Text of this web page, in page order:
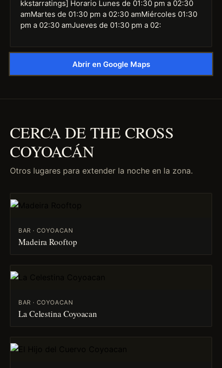
kkstarratings] Horario Lunes de 01:30 pm a 02:30
amMartes de 01:30 pm a 02:30 amMiércoles 01:30
pm a 02:30 amJueves de 01:30 pm a 02:
Abrir en Google Maps
CERCA DE THE CROSS
COYOACÁN
Otros lugares para extender la noche en la zona.
BAR · COYOACAN
Madeira Rooftop
BAR · COYOACAN
La Celestina Coyoacan